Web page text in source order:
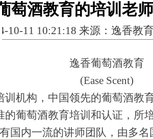
萄酒教育的培训老
10-11 10:21:18 来源：逸香教
逸香葡萄酒教育
(Ease Scent)
训机构，中国领先的葡萄酒教
的葡萄酒教育培训和认证，所
国内一流的讲师团队，由多